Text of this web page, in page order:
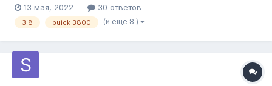
моменты, которые смущают и затрудняют сделать вердикт о
проблеме. Вводные: Мотор Buick 3800 3.8l (поперечный, H-
13 мая, 2022 30 ответов
3.8 buick 3800 (и ещё 8 )